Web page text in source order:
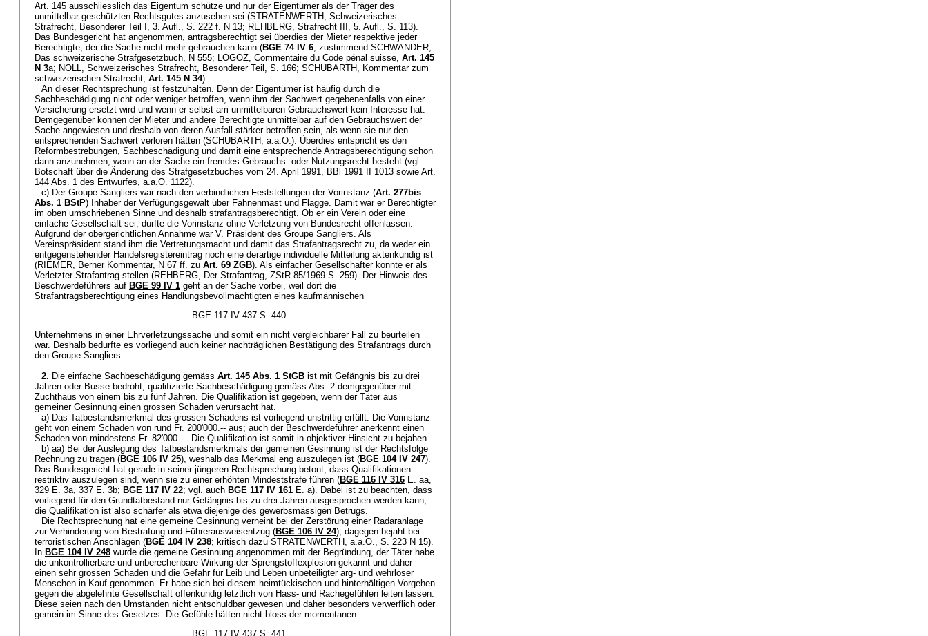
Art. 145 ausschliesslich das Eigentum schütze und nur der Eigentümer als der Träger des
unmittelbar geschützten Rechtsgutes anzusehen sei (STRATENWERTH, Schweizerisches
Strafrecht, Besonderer Teil I, 3. Aufl., S. 222 f. N 13; REHBERG, Strafrecht III, 5. Aufl., S. 113).
Das Bundesgericht hat angenommen, antragsberechtigt sei überdies der Mieter respektive jeder
Berechtigte, der die Sache nicht mehr gebrauchen kann (BGE 74 IV 6; zustimmend SCHWANDER,
Das schweizerische Strafgesetzbuch, N 555; LOGOZ, Commentaire du Code pénal suisse, Art. 145
N 3a; NOLL, Schweizerisches Strafrecht, Besonderer Teil, S. 166; SCHUBARTH, Kommentar zum
schweizerischen Strafrecht, Art. 145 N 34).
An dieser Rechtsprechung ist festzuhalten. Denn der Eigentümer ist häufig durch die
Sachbeschädigung nicht oder weniger betroffen, wenn ihm der Sachwert gegebenenfalls von einer
Versicherung ersetzt wird und wenn er selbst am unmittelbaren Gebrauchswert kein Interesse hat.
Demgegenüber können der Mieter und andere Berechtigte unmittelbar auf den Gebrauchswert der
Sache angewiesen und deshalb von deren Ausfall stärker betroffen sein, als wenn sie nur den
entsprechenden Sachwert verloren hätten (SCHUBARTH, a.a.O.). Überdies entspricht es den
Reformbestrebungen, Sachbeschädigung und damit eine entsprechende Antragsberechtigung schon
dann anzunehmen, wenn an der Sache ein fremdes Gebrauchs- oder Nutzungsrecht besteht (vgl.
Botschaft über die Änderung des Strafgesetzbuches vom 24. April 1991, BBl 1991 II 1013 sowie Art.
144 Abs. 1 des Entwurfes, a.a.O. 1122).
c) Der Groupe Sangliers war nach den verbindlichen Feststellungen der Vorinstanz (Art. 277bis
Abs. 1 BStP) Inhaber der Verfügungsgewalt über Fahnenmast und Flagge. Damit war er Berechtigter
im oben umschriebenen Sinne und deshalb strafantragsberechtigt. Ob er ein Verein oder eine
einfache Gesellschaft sei, durfte die Vorinstanz ohne Verletzung von Bundesrecht offenlassen.
Aufgrund der obergerichtlichen Annahme war V. Präsident des Groupe Sangliers. Als
Vereinspräsident stand ihm die Vertretungsmacht und damit das Strafantragsrecht zu, da weder ein
entgegenstehender Handelsregistereintrag noch eine derartige individuelle Mitteilung aktenkundig ist
(RIEMER, Berner Kommentar, N 67 ff. zu Art. 69 ZGB). Als einfacher Gesellschafter konnte er als
Verletzter Strafantrag stellen (REHBERG, Der Strafantrag, ZStR 85/1969 S. 259). Der Hinweis des
Beschwerdeführers auf BGE 99 IV 1 geht an der Sache vorbei, weil dort die
Strafantragsberechtigung eines Handlungsbevollmächtigten eines kaufmännischen
BGE 117 IV 437 S. 440
Unternehmens in einer Ehrverletzungssache und somit ein nicht vergleichbarer Fall zu beurteilen
war. Deshalb bedurfte es vorliegend auch keiner nachträglichen Bestätigung des Strafantrags durch
den Groupe Sangliers.
2. Die einfache Sachbeschädigung gemäss Art. 145 Abs. 1 StGB ist mit Gefängnis bis zu drei
Jahren oder Busse bedroht, qualifizierte Sachbeschädigung gemäss Abs. 2 demgegenüber mit
Zuchthaus von einem bis zu fünf Jahren. Die Qualifikation ist gegeben, wenn der Täter aus
gemeiner Gesinnung einen grossen Schaden verursacht hat.
a) Das Tatbestandsmerkmal des grossen Schadens ist vorliegend unstrittig erfüllt. Die Vorinstanz
geht von einem Schaden von rund Fr. 200'000.-- aus; auch der Beschwerdeführer anerkennt einen
Schaden von mindestens Fr. 82'000.--. Die Qualifikation ist somit in objektiver Hinsicht zu bejahen.
b) aa) Bei der Auslegung des Tatbestandsmerkmals der gemeinen Gesinnung ist der Rechtsfolge
Rechnung zu tragen (BGE 106 IV 25), weshalb das Merkmal eng auszulegen ist (BGE 104 IV 247).
Das Bundesgericht hat gerade in seiner jüngeren Rechtsprechung betont, dass Qualifikationen
restriktiv auszulegen sind, wenn sie zu einer erhöhten Mindeststrafe führen (BGE 116 IV 316 E. aa,
329 E. 3a, 337 E. 3b; BGE 117 IV 22; vgl. auch BGE 117 IV 161 E. a). Dabei ist zu beachten, dass
vorliegend für den Grundtatbestand nur Gefängnis bis zu drei Jahren ausgesprochen werden kann;
die Qualifikation ist also schärfer als etwa diejenige des gewerbsmässigen Betrugs.
Die Rechtsprechung hat eine gemeine Gesinnung verneint bei der Zerstörung einer Radaranlage
zur Verhinderung von Bestrafung und Führerausweisentzug (BGE 106 IV 24), dagegen bejaht bei
terroristischen Anschlägen (BGE 104 IV 238; kritisch dazu STRATENWERTH, a.a.O., S. 223 N 15).
In BGE 104 IV 248 wurde die gemeine Gesinnung angenommen mit der Begründung, der Täter habe
die unkontrollierbare und unberechenbare Wirkung der Sprengstoffexplosion gekannt und daher
einen sehr grossen Schaden und die Gefahr für Leib und Leben unbeteiligter arg- und wehrloser
Menschen in Kauf genommen. Er habe sich bei diesem heimtückischen und hinterhältigen Vorgehen
gegen die abgelehnte Gesellschaft offenkundig letztlich von Hass- und Rachegefühlen leiten lassen.
Diese seien nach den Umständen nicht entschuldbar gewesen und daher besonders verwerflich oder
gemein im Sinne des Gesetzes. Die Gefühle hätten nicht bloss der momentanen
BGE 117 IV 437 S. 441